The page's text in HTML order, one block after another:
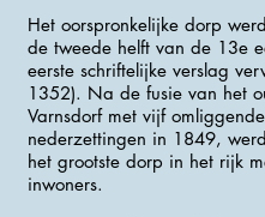
Het oorspronkelijke dorp
de tweede helft van de 13e
eerste schriftelijke verslag
1352). Na de fusie van het
Varnsdorf met vijf omliggende
nederzettingen in 1849,
het grootste dorp in het rijk
inwoners.